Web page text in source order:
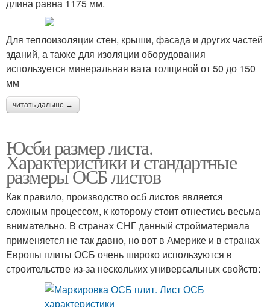
длина равна 1175 мм.
Для теплоизоляции стен, крыши, фасада и других частей
зданий, а также для изоляции оборудования
используется минеральная вата толщиной от 50 до 150
мм
читать дальше →
Юсби размер листа.
Характеристики и стандартные
размеры ОСБ листов
Как правило, производство осб листов является
сложным процессом, к которому стоит отнестись весьма
внимательно. В странах СНГ данный стройматериала
применяется не так давно, но вот в Америке и в странах
Европы плиты ОСБ очень широко используются в
строительстве из-за нескольких универсальных свойств: